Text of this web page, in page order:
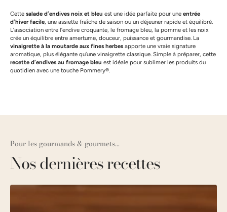
Cette salade d’endives noix et bleu est une idée parfaite pour une entrée
d’hiver facile, une assiette fraîche de saison ou un déjeuner rapide et équilibré.
L’association entre l’endive croquante, le fromage bleu, la pomme et les noix
crée un équilibre entre amertume, douceur, puissance et gourmandise. La
vinaigrette à la moutarde aux fines herbes apporte une vraie signature
aromatique, plus élégante qu’une vinaigrette classique. Simple à préparer, cette
recette d’endives au fromage bleu est idéale pour sublimer les produits du
quotidien avec une touche Pommery®.
Pour les gourmands & gourmets...
Nos dernières recettes